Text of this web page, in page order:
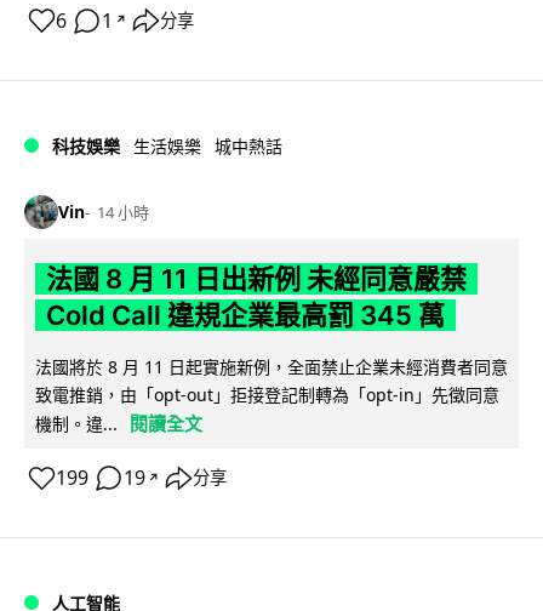
6 1 ↗ 分享
科技娛樂 生活娛樂 城中熱話
Vin 14 小時
法國 8 月 11 日出新例 未經同意嚴禁
Cold Call 違規企業最高罰 345 萬
法國將於 8 月 11 日起實施新例，全面禁止企業未經消費者同意
致電推銷，由「opt-out」拒接登記制轉為「opt-in」先徵同意
機制。違...
閱讀全文
199 19 ↗ 分享
人工智能